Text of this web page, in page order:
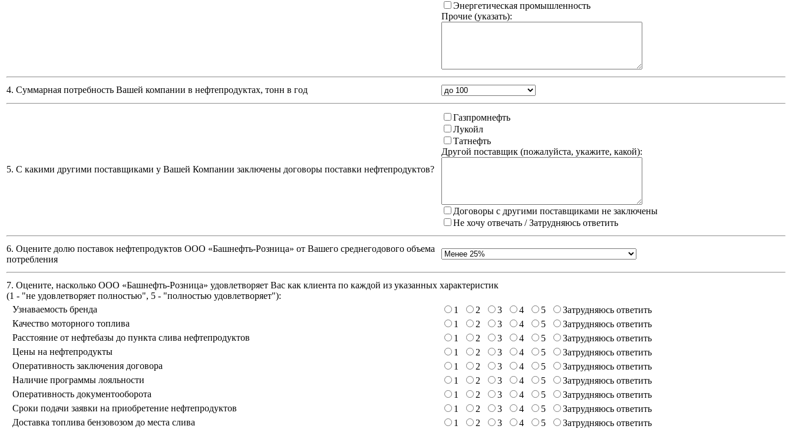
Энергетическая промышленность
Прочие (указать):
4. Суммарная потребность Вашей компании в нефтепродуктах, тонн в год
5. С какими другими поставщиками у Вашей Компании заключены договоры поставки нефтепродуктов?
Газпромнефть
Лукойл
Татнефть
Другой поставщик (пожалуйста, укажите, какой):
Договоры с другими поставщиками не заключены
Не хочу отвечать / Затрудняюсь ответить
6. Оцените долю поставок нефтепродуктов ООО «Башнефть-Розница» от Вашего среднегодового объема
потребления
7. Оцените, насколько ООО «Башнефть-Розница» удовлетворяет Вас как клиента по каждой из указанных характеристик
(1 - "не удовлетворяет полностью", 5 - "полностью удовлетворяет"):
Узнаваемость бренда
1 2 3 4 5
Затрудняюсь ответить
Качество моторного топлива
1 2 3 4 5
Затрудняюсь ответить
Расстояние от нефтебазы до пункта слива нефтепродуктов
1 2 3 4 5
Затрудняюсь ответить
Цены на нефтепродукты
1 2 3 4 5
Затрудняюсь ответить
Оперативность заключения договора
1 2 3 4 5
Затрудняюсь ответить
Наличие программы лояльности
1 2 3 4 5
Затрудняюсь ответить
Оперативность документооборота
1 2 3 4 5
Затрудняюсь ответить
Сроки подачи заявки на приобретение нефтепродуктов
1 2 3 4 5
Затрудняюсь ответить
Доставка топлива бензовозом до места слива
1 2 3 4 5
Затрудняюсь ответить